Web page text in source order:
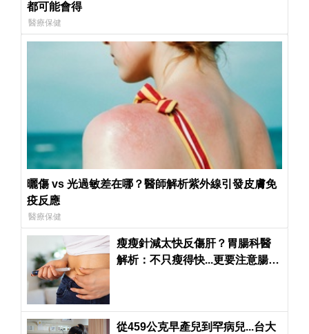
都可能會得
醫療保健
曬傷 vs 光過敏差在哪？醫師解析紫外線引發皮膚免
疫反應
醫療保健
瘦瘦針減太快反傷肝？胃腸科醫
解析：不只瘦得快...更要注意腸
從459公克早產兒到罕病兒...台大